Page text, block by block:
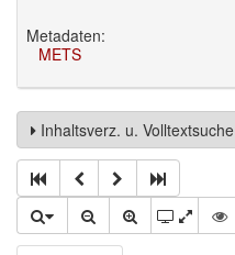
Metadaten:
METS
Inhaltsverz. u. Volltextsuche